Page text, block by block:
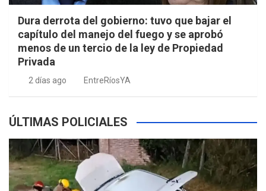
Dura derrota del gobierno: tuvo que bajar el
capítulo del manejo del fuego y se aprobó
menos de un tercio de la ley de Propiedad
Privada
2 días ago EntreRíosYA
ÚLTIMAS POLICIALES